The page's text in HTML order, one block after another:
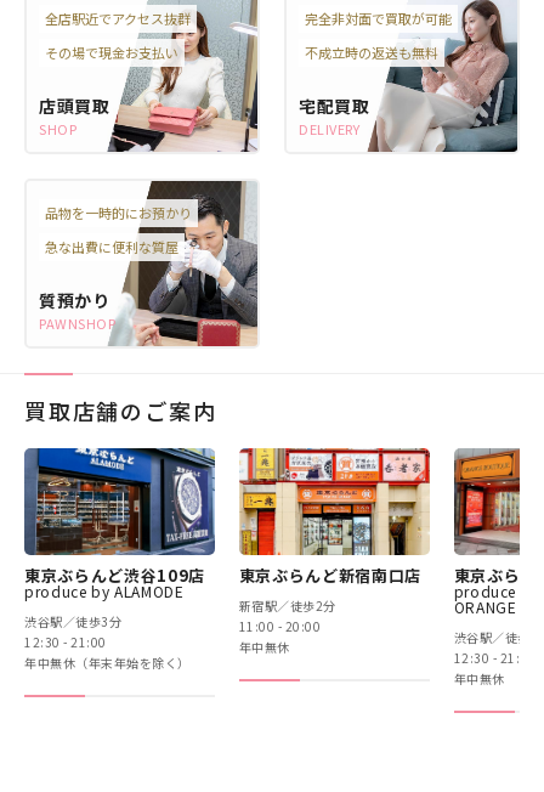
店頭買取
SHOP
全店駅近でアクセス抜群
その場で現金お支払い
宅配買取
DELIVERY
完全非対面で買取が可能
不成立時の返送も無料
質預かり
PAWNSHOP
品物を一時的にお預かり
急な出費に便利な質屋
買取店舗のご案内
東京ぶらんど渋谷109店
produce by ALAMODE
渋谷駅／徒歩3分
12:30 - 21:00
年中無休（年末年始を除く）
東京ぶらんど新宿南口店
新宿駅／徒歩2分
11:00 - 20:00
年中無休
東京ぶらん
produce by
ORANGE
渋谷駅／徒歩3
12:30 - 21:00
年中無休